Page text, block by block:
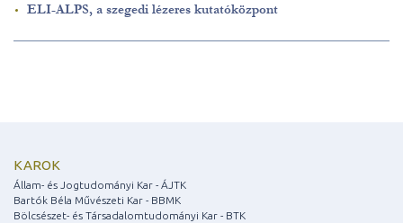
ELI-ALPS, a szegedi lézeres kutatóközpont
KAROK
Állam- és Jogtudományi Kar - ÁJTK
Bartók Béla Művészeti Kar - BBMK
Bölcsészet- és Társadalomtudományi Kar - BTK